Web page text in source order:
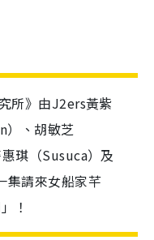
所》由J2ers黃紫
）、胡敏芝
琪（Susuca）及
集請來女船家芊
！